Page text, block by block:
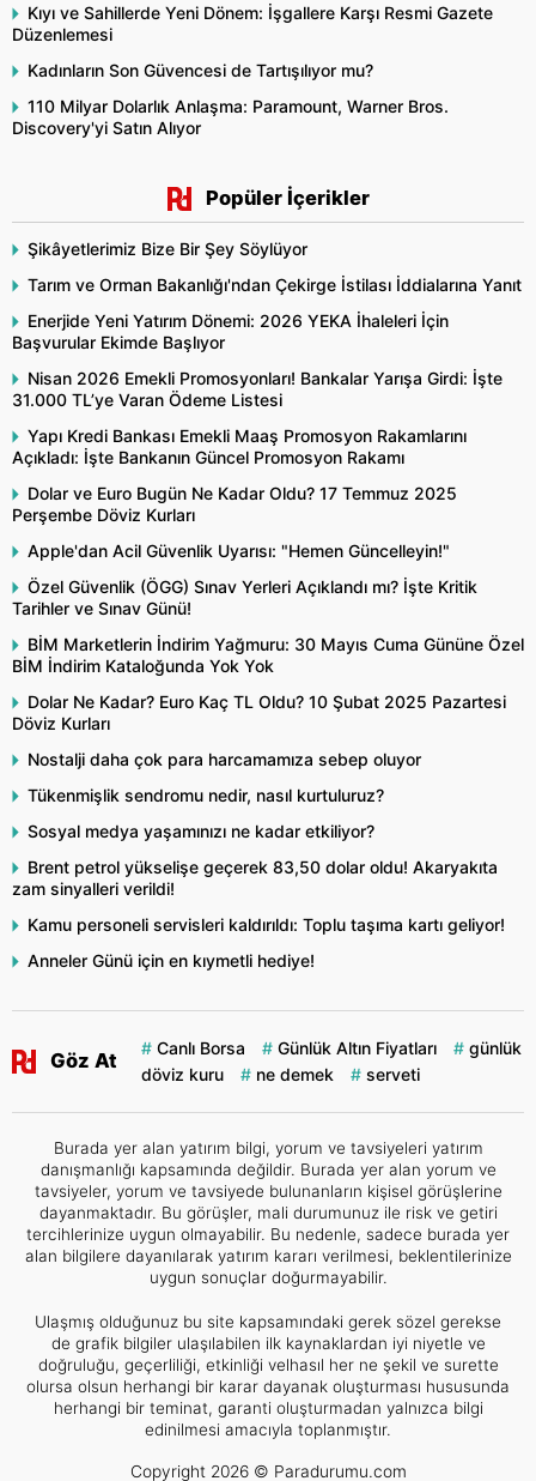
Kıyı ve Sahillerde Yeni Dönem: İşgallere Karşı Resmi Gazete
Düzenlemesi
Kadınların Son Güvencesi de Tartışılıyor mu?
110 Milyar Dolarlık Anlaşma: Paramount, Warner Bros.
Discovery'yi Satın Alıyor
Popüler İçerikler
Şikâyetlerimiz Bize Bir Şey Söylüyor
Tarım ve Orman Bakanlığı'ndan Çekirge İstilası İddialarına Yanıt
Enerjide Yeni Yatırım Dönemi: 2026 YEKA İhaleleri İçin
Başvurular Ekimde Başlıyor
Nisan 2026 Emekli Promosyonları! Bankalar Yarışa Girdi: İşte
31.000 TL’ye Varan Ödeme Listesi
Yapı Kredi Bankası Emekli Maaş Promosyon Rakamlarını
Açıkladı: İşte Bankanın Güncel Promosyon Rakamı
Dolar ve Euro Bugün Ne Kadar Oldu? 17 Temmuz 2025
Perşembe Döviz Kurları
Apple'dan Acil Güvenlik Uyarısı: "Hemen Güncelleyin!"
Özel Güvenlik (ÖGG) Sınav Yerleri Açıklandı mı? İşte Kritik
Tarihler ve Sınav Günü!
BİM Marketlerin İndirim Yağmuru: 30 Mayıs Cuma Gününe Özel
BİM İndirim Kataloğunda Yok Yok
Dolar Ne Kadar? Euro Kaç TL Oldu? 10 Şubat 2025 Pazartesi
Döviz Kurları
Nostalji daha çok para harcamamıza sebep oluyor
Tükenmişlik sendromu nedir, nasıl kurtuluruz?
Sosyal medya yaşamınızı ne kadar etkiliyor?
Brent petrol yükselişe geçerek 83,50 dolar oldu! Akaryakıta
zam sinyalleri verildi!
Kamu personeli servisleri kaldırıldı: Toplu taşıma kartı geliyor!
Anneler Günü için en kıymetli hediye!
Göz At
Canlı Borsa Günlük Altın Fiyatları
günlük
döviz kuru
ne demek serveti
Burada yer alan yatırım bilgi, yorum ve tavsiyeleri yatırım
danışmanlığı kapsamında değildir. Burada yer alan yorum ve
tavsiyeler, yorum ve tavsiyede bulunanların kişisel görüşlerine
dayanmaktadır. Bu görüşler, mali durumunuz ile risk ve getiri
tercihlerinize uygun olmayabilir. Bu nedenle, sadece burada yer
alan bilgilere dayanılarak yatırım kararı verilmesi, beklentilerinize
uygun sonuçlar doğurmayabilir.
Ulaşmış olduğunuz bu site kapsamındaki gerek sözel gerekse
de grafik bilgiler ulaşılabilen ilk kaynaklardan iyi niyetle ve
doğruluğu, geçerliliği, etkinliği velhasıl her ne şekil ve surette
olursa olsun herhangi bir karar dayanak oluşturması hususunda
herhangi bir teminat, garanti oluşturmadan yalnızca bilgi
edinilmesi amacıyla toplanmıştır.
Copyright 2026 © Paradurumu.com